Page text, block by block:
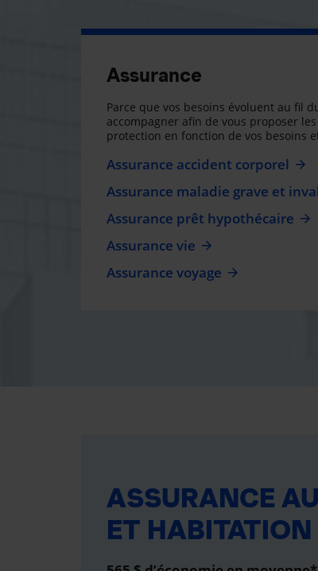
Assurance
Parce que vos besoins évoluent au fil
accompagner afin de vous proposer
protection en fonction de vos besoins
Assurance accident corporel
Assurance maladie grave et
Assurance prêt hypothécaire
Assurance vie
Assurance voyage
ASSURANCE
ET HABITATION